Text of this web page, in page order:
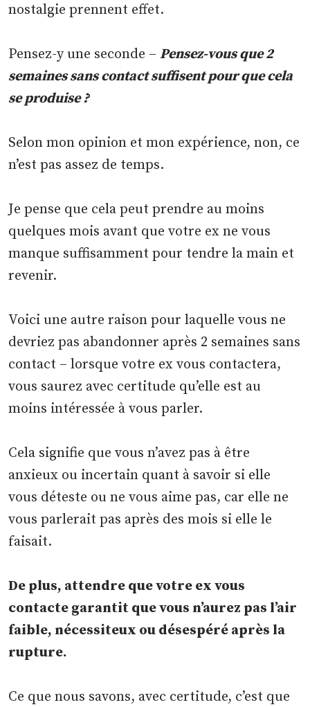
nostalgie prennent effet.
Pensez-y une seconde –Pensez-vous que 2
semaines sans contact suffisent pour que cela
se produise ?
Selon mon opinion et mon expérience, non, ce
n’est pas assez de temps.
Je pense que cela peut prendre au moins
quelques mois avant que votre ex ne vous
manque suffisamment pour tendre la main et
revenir.
Voici une autre raison pour laquelle vous ne
devriez pas abandonner après 2 semaines sans
contact – lorsque votre ex vous contactera,
vous saurez avec certitude qu’elle est au
moins intéressée à vous parler.
Cela signifie que vous n’avez pas à être
anxieux ou incertain quant à savoir si elle
vous déteste ou ne vous aime pas, car elle ne
vous parlerait pas après des mois si elle le
faisait.
De plus, attendre que votre ex vous
contacte garantit que vous n’aurez pas l’air
faible, nécessiteux ou désespéré après la
rupture.
Ce que nous savons, avec certitude, c’est que